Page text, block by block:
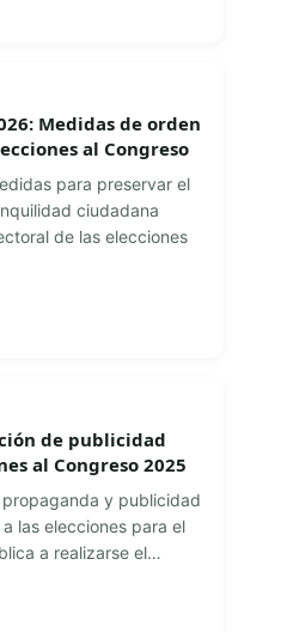
Medidas de orden
al Congreso
para preservar el
ciudadana
de las elecciones
de publicidad
al Congreso 2025
propaganda y publicidad
las elecciones para el
a realizarse el…